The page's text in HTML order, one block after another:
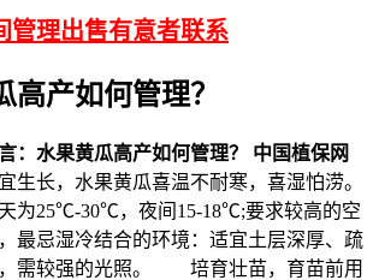
管理出售有意者联系
高产如何管理？
：水果黄瓜高产如何管理？
中国植保网
生长，水果黄瓜喜温不耐寒，喜湿怕涝。
为25℃-30℃，夜间15-18℃;要求较高的空
最忌湿冷结合的环境：适宜土层深厚、疏
需较强的光照。 培育壮苗，育苗前用